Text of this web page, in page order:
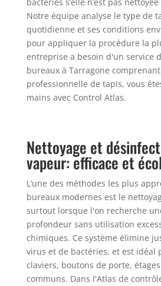
bactéries s’elle n’est pas
Notre équipe analyse le type de
quotidienne et ses conditions
pour appliquer la procédure la
entreprise a besoin d'un service
bureaux à Tarragone
professionnelle de tapis, vous
mains avec Control Atlas.
Nettoyage et
vapeur: efficace et
L’une des méthodes les plus
bureaux modernes est le
surtout lorsque l'on recherche
profondeur sans utilisation
chimiques. Ce système élimine
virus et de bactéries, et est idéal
claviers, boutons de porte,
communs. Dans l'Atlas de